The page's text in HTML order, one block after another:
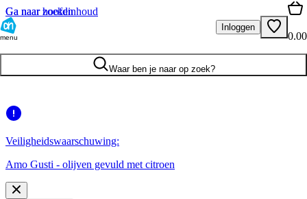
Ga naar hoofdinhoud
Ga naar zoeken
menu
Inloggen
0.00
Waar ben je naar op zoek?
Veiligheidswaarschuwing:
Amo Gusti - olijven gevuld met citroen